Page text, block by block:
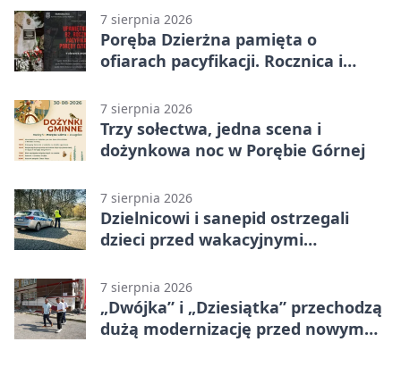
7 sierpnia 2026
Poręba Dzierżna pamięta o
ofiarach pacyfikacji. Rocznica i
7 sierpnia 2026
Trzy sołectwa, jedna scena i
dożynkowa noc w Porębie Górnej
7 sierpnia 2026
Dzielnicowi i sanepid ostrzegali
dzieci przed wakacyjnymi
7 sierpnia 2026
„Dwójka” i „Dziesiątka” przechodzą
dużą modernizację przed nowym